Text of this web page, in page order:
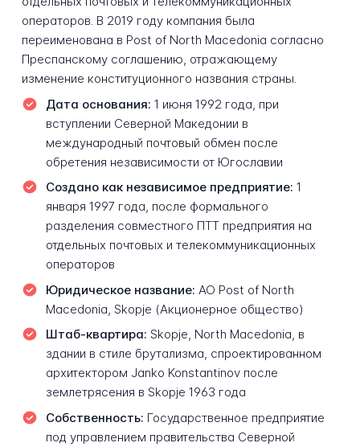
операторов. В 2019 году компания была
переименована в Post of North Macedonia согласно
Преспанскому соглашению, отражающему
изменение конституционного названия страны.
Дата основания: 1 июня 1992 года, при
вступлении Северной Македонии в
международный почтовый обмен после
обретения независимости от Югославии
Создано как независимое предприятие: 1
января 1997 года, после формального
разделения совместного ПТТ предприятия на
отдельных почтовых и телекоммуникационных
операторов
Юридическое название: АО Post of North
Macedonia, Skopje (Акционерное общество)
Штаб-квартира: Skopje, North Macedonia, в
здании в стиле брутализма, спроектированном
архитектором Janko Konstantinov после
землетрясения в Skopje 1963 года
Собственность: Государственное предприятие
под управлением правительства Северной